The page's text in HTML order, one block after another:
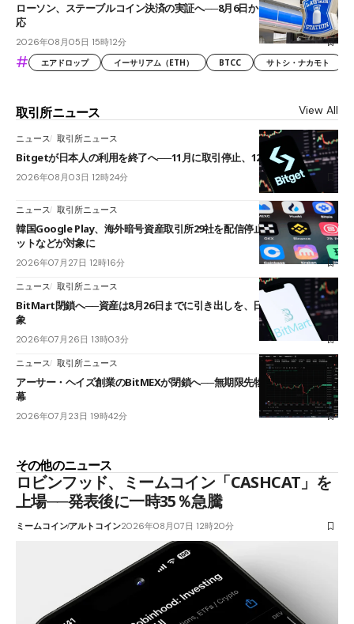
ローソン、ステーブルコイン決済の実証へ──8月6日からJPYCやUSDC対
応
2026年08月05日 15時12分
# エアドロップ イーサリアム（ETH） BTCC サトシ・ナカモト
取引所ニュース View All
ニュース 取引所ニュース
Bitgetが日本人の利用を終了へ──11月に取引停止、12月末に強制決済
2026年08月03日 12時24分
ニュース 取引所ニュース
韓国Google Play、海外暗号資産取引所29社を配信停止──OKXやバイビ
ットなどが対象に
2026年07月27日 12時16分
ニュース 取引所ニュース
BitMart閉鎖へ──資産は8月26日までに引き出しを、日本人利用者も対
象
2026年07月26日 13時03分
ニュース 取引所ニュース
アーサー・ヘイズ創業のBitMEXが閉鎖へ──無期限先物を生んだ11年に
幕
2026年07月23日 19時42分
その他のニュース
ロビンフッド、ミームコイン「CASHCAT」を
上場──発表後に一時35％急騰
ミームコインアルトコイン2026年08月07日 12時20分